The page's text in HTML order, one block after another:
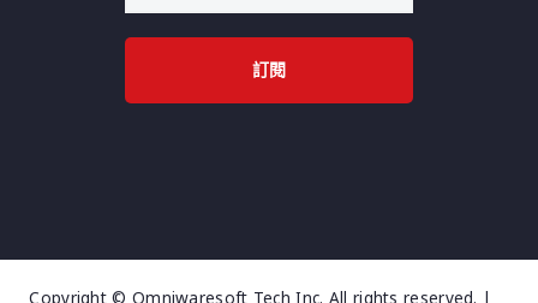
訂閱
Copyright © Omniwaresoft Tech Inc. All rights reserved. |